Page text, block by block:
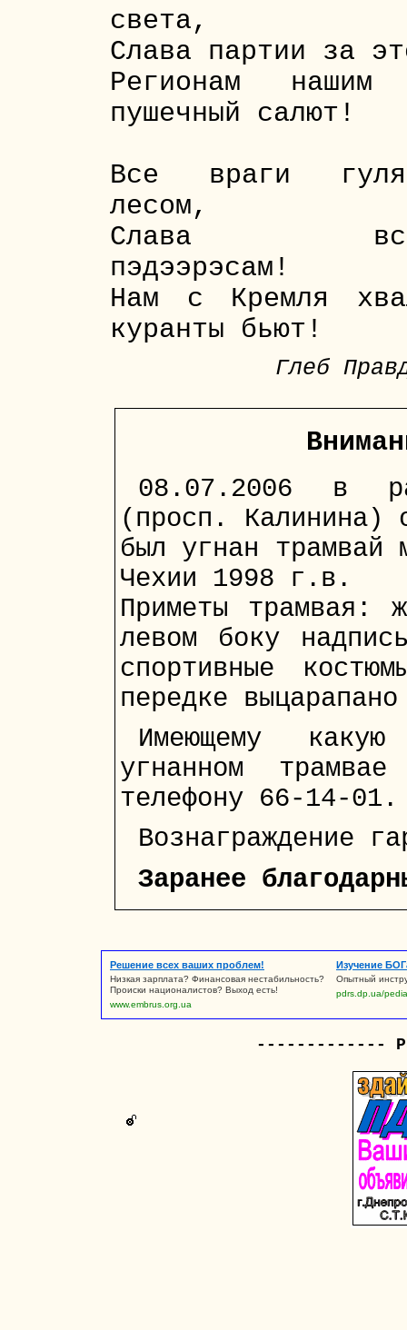
света,
Слава партии за
Регионам
пушечный салют!
Все враги
лесом,
Слава
пэдээрэсам!
Нам с Кремля
куранты бьют!
Глеб
08.07.2006 в
(просп. Калинина)
был угнан трамвай
Чехии 1998 г.в.
Приметы трамвая:
левом боку
спортивные
передке
Имеющему
угнанном
телефону 66-14-01.
Вознаграждение
Заранее
Решение всех ваших проблем!
Низкая зарплата? Финансовая нестабильность?
Происки националистов? Выход есть!
www.embrus.org.ua
Изучение
Опытный
pdrs.dp.ua/pedia
-------------